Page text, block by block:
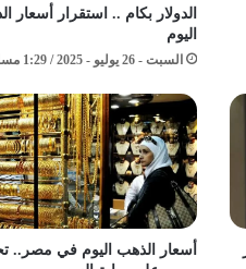
الدولار بكام .. استقرار أسعار
اليوم
السبت - 26 يوليو - 2025 / 1:29 مساءً
أسعار الذهب اليوم في مصر..